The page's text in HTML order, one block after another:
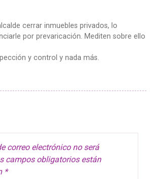
cerrar inmuebles privados, lo
por prevaricación. Mediten sobre ello
y control y nada más.
correo electrónico no será
campos obligatorios están
*